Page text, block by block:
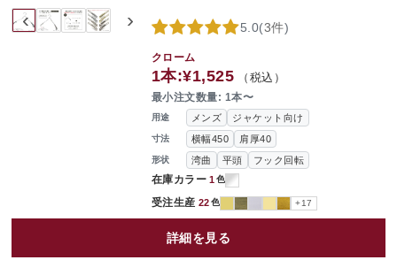
‹ ›
用途 メンズ ジャケット向け
寸法 横幅450 肩厚40
形状 湾曲 平頭 フック回転
在庫カラー 1色
受注生産 22色 +17
5.0(3件)
クローム
1本:¥1,525 （税込）
最小注文数量: 1本〜
詳細を見る